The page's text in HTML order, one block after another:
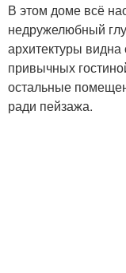
В этом доме всё
недружелюбный
архитектуры
привычных
остальные
ради пейзажа.